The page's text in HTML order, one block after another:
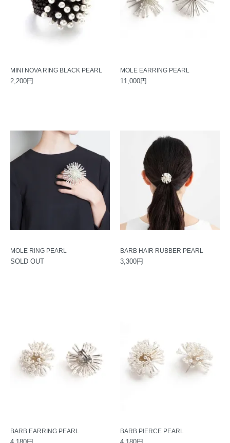
MINI NOVA RING BLACK PEARL
2,200円
MOLE EARRING PEARL
11,000円
MOLE RING PEARL
SOLD OUT
BARB HAIR RUBBER PEARL
3,300円
BARB EARRING PEARL BARB PIERCE PEARL